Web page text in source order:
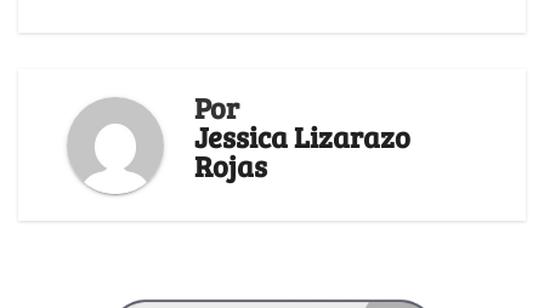
Por
Jessica Lizarazo
Rojas